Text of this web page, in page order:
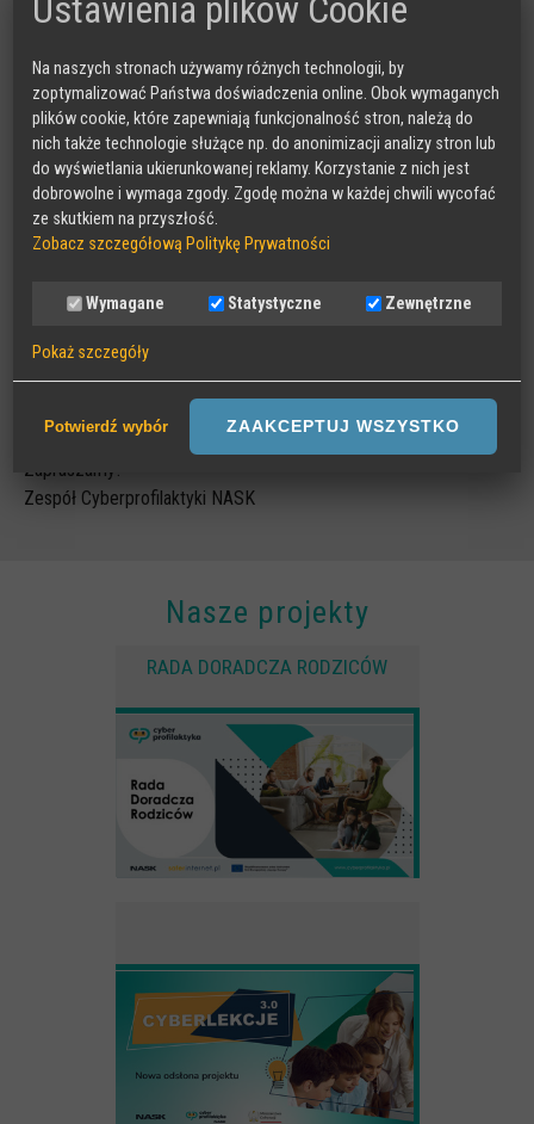
Podczas wystąpienia uczestnicy posłuchają o chatbotach AI, o
się, co sprawia, że podczas rozmowy zatrzymują nas na dłużej,
mogą nas do siebie emocjonalnie przywiązywać, a wręcz
możemy traktować ich jak „przyjaciół”. Przyjrzymy się, jak mogą
wyglądać rozmowy z wybranymi chatbotami i jakie ryzyka czy
szanse niosą interakcje z towarzyszami AI.
Spotkanie poprowadzi: Julia Piechna, ekspertka Działu
LINK DLA UCZESTNIKÓW
Udział w spotkaniach nie wymaga wcześniejszej rejestracji. Wystarczy kliknąć
w link dedykowany uczestnikom o wskazanej godzinie.
Zapraszamy!
Zespół Cyberprofilaktyki NASK
Nasze projekty
RADA DORADCZA RODZICÓW
Ustawienia plików Cookie
Na naszych stronach używamy różnych technologii, by
zoptymalizować Państwa doświadczenia online. Obok wymaganych
plików cookie, które zapewniają funkcjonalność stron, należą do
nich także technologie służące np. do anonimizacji analizy stron lub
do wyświetlania ukierunkowanej reklamy. Korzystanie z nich jest
dobrowolne i wymaga zgody. Zgodę można w każdej chwili wycofać
ze skutkiem na przyszłość.
Zobacz szczegółową Politykę Prywatności
Wymagane Statystyczne Zewnętrzne
Pokaż szczegóły
Sesyjne pliki Cookies wymagane do działania strony,
przechowywane podczas wizyty na stronie, np zapamiętany wybór
języka strony
Potwierdź wybór ZAAKCEPTUJ WSZYSTKO